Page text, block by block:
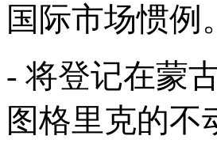
国际市场惯例。
- 将登记在蒙
图格里克的不